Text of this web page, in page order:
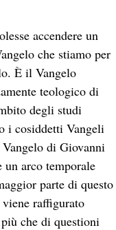
accendere un
che stiamo per
È il Vangelo
teologico di
degli studi
i cosiddetti Vangeli
di Giovanni
arco temporale
parte di questo
raffigurato
che di questioni